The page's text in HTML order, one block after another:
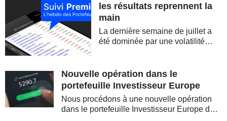
les résultats reprennent la
main
La dernière semaine de juillet a
été dominée par une volatilité
semi-conducteurs. Les
inquiétudes sur la soutenabilité
Nouvelle opération dans le
portefeuille Investisseur Europe
Nous procédons à une nouvelle opération
dans le portefeuille Investisseur Europe de